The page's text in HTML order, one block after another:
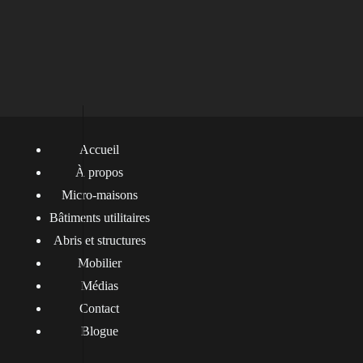
Accueil
À propos
Micro-maisons
Bâtiments utilitaires
Abris et structures
Mobilier
Médias
Contact
Blogue